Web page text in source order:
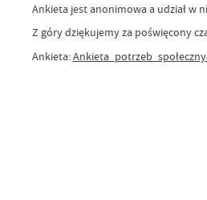
Ankieta jest anonimowa a udział w
Z góry dziękujemy za poświęcony
Ankieta: